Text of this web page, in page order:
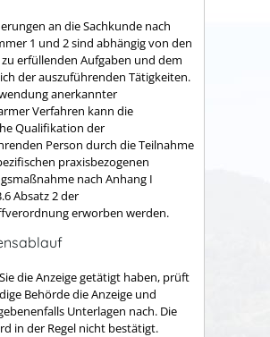
an die Sachkunde nach
1 und 2 sind abhängig von den
erfüllenden Aufgaben und dem
der auszuführenden Tätigkeiten.
anerkannter
Verfahren kann die
Qualifikation der
Person durch die Teilnahme
praxisbezogenen
nach Anhang I
Absatz 2 der
erworben werden.
die Anzeige getätigt haben, prüft
Behörde die Anzeige und
Unterlagen nach. Die
in der Regel nicht bestätigt.